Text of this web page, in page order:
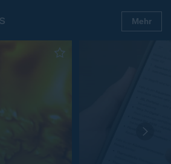
Mehr